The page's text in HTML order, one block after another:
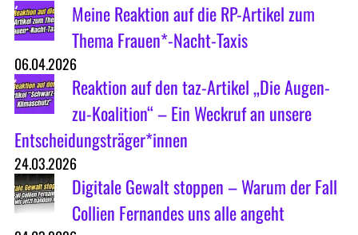
Meine Reaktion auf die RP-Artikel zum
Thema Frauen*-Nacht-Taxis
06.04.2026
Reaktion auf den taz-Artikel „Die Augen-
zu-Koalition“ – Ein Weckruf an unsere
Entscheidungsträger*innen
24.03.2026
Digitale Gewalt stoppen – Warum der Fall
Collien Fernandes uns alle angeht